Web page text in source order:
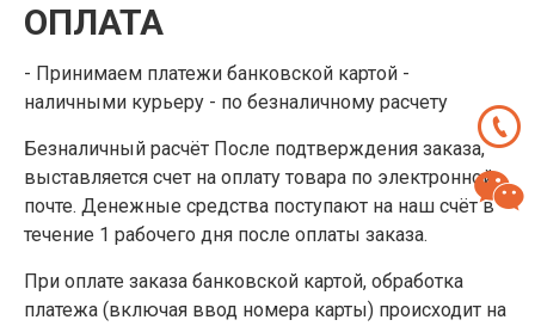
ОПЛАТА
- Принимаем платежи банковской картой -
наличными курьеру - по безналичному расчету
Безналичный расчёт После подтверждения заказа,
выставляется счет на оплату товара по электронной
почте. Денежные средства поступают на наш счёт в
течение 1 рабочего дня после оплаты заказа.
При оплате заказа банковской картой, обработка
платежа (включая ввод номера карты) происходит на